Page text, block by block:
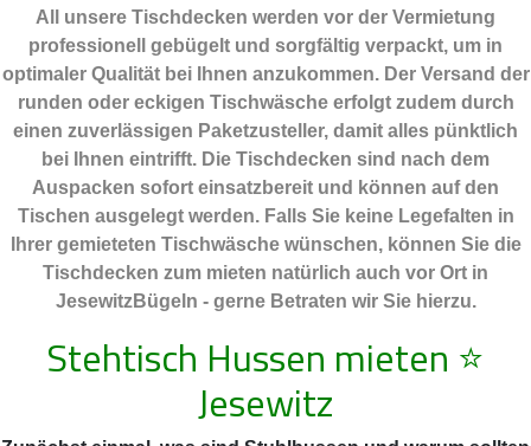
All unsere Tischdecken werden vor der Vermietung
professionell gebügelt und sorgfältig verpackt, um in
optimaler Qualität bei Ihnen anzukommen. Der Versand der
runden oder eckigen Tischwäsche erfolgt zudem durch
einen zuverlässigen Paketzusteller, damit alles pünktlich
bei Ihnen eintrifft. Die Tischdecken sind nach dem
Auspacken sofort einsatzbereit und können auf den
Tischen ausgelegt werden. Falls Sie keine Legefalten in
Ihrer gemieteten Tischwäsche wünschen, können Sie die
Tischdecken zum mieten natürlich auch vor Ort in
JesewitzBügeln - gerne Betraten wir Sie hierzu.
Stehtisch Hussen mieten ⭐
Jesewitz